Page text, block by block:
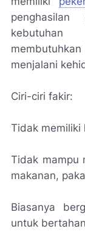
menjalani
Ciri-ciri fakir:
Tidak memiliki
Tidak mampu
makanan,
Biasanya
untuk